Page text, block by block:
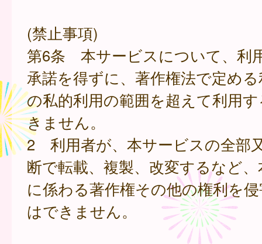
(禁止事項)
第6条 本サービスについて、利
承諾を得ずに、著作権法で定め
の私的利用の範囲を超えて利用
きません。
2 利用者が、本サービスの全部
断で転載、複製、改変するなど
に係わる著作権その他の権利を
はできません。